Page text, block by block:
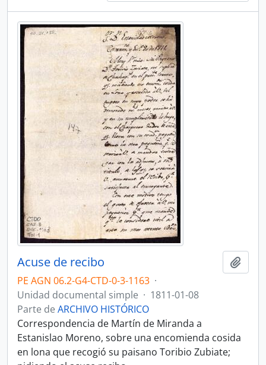
Acuse de recibo
PE AGN 06.2-G4-CTD-0-3-1163 ·
Unidad documental simple · 1811-01-08
Parte de ARCHIVO HISTÓRICO
Correspondencia de Martín de Miranda a
Estanislao Moreno, sobre una encomienda cosida
en lona que recogió su paisano Toribio Zubiate;